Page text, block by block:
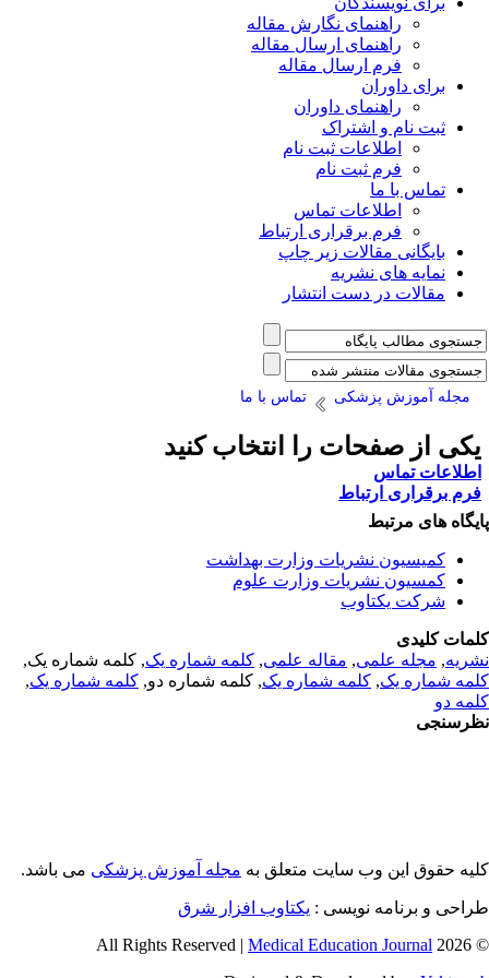
راهنمای نگارش مقاله
راهنمای ارسال مقاله
فرم ارسال مقاله
برای داوران
راهنمای داوران
ثبت نام و اشتراک
اطلاعات ثبت نام
فرم ثبت نام
تماس با ما
اطلاعات تماس
فرم برقراری ارتباط
بایگانی مقالات زیر چاپ
نمایه های نشریه
مقالات در دست انتشار
مجله آموزش پزشکی تماس با ما
از صفحات را انتخاب کنید
تماس
برقراری ارتباط
های مرتبط
کمیسیون نشریات وزارت بهداشت
کمسیون نشریات وزارت علوم
شرکت یکتاوب
کلیدی
,مجله علمی, مقاله علمی, کلمه شماره یک, کلمه شماره یک,
شماره یک,کلمه شماره یک, کلمه شماره دو,کلمه شماره یک,
دو
حقوق این وب سایت متعلق بهمجله آموزش پزشکیمی باشد.
و برنامه نویسی : یکتاوب افزار شرق
©
Medical Education Journal